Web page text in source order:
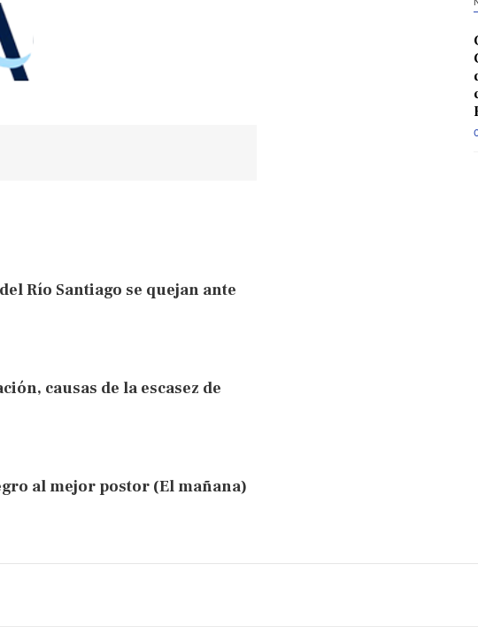
Río Santiago se quejan ante
causas de la escasez de
al mejor postor (El mañana)